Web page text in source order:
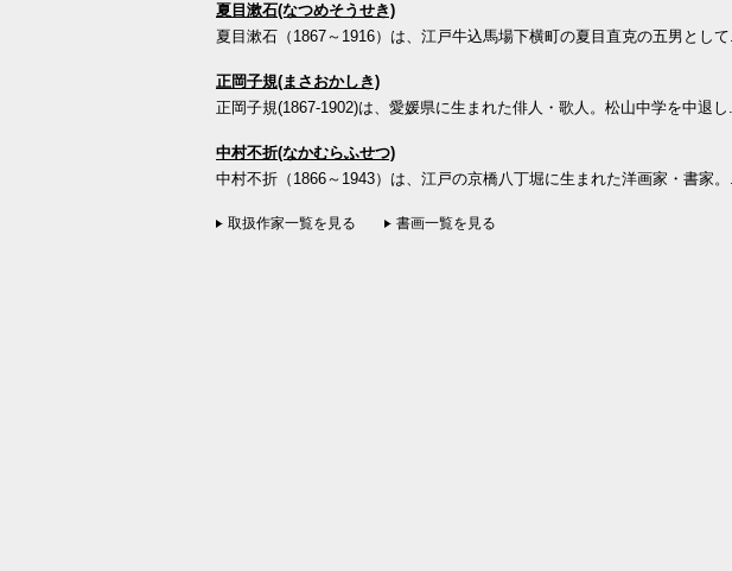
夏目漱石(なつめそうせき)
夏目漱石（1867～1916）は、江戸牛込馬場下横町の夏目直克の五男とし
正岡子規(まさおかしき)
正岡子規(1867-1902)は、愛媛県に生まれた俳人・歌人。松山中学を中退し
中村不折(なかむらふせつ)
中村不折（1866～1943）は、江戸の京橋八丁堀に生まれた洋画家・書家
取扱作家一覧を見る 書画一覧を見る